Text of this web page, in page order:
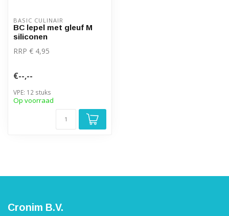
BASIC CULINAIR
BC lepel met gleuf M
siliconen
RRP € 4,95
€--,--
VPE: 12 stuks
Op voorraad
Cronim B.V.